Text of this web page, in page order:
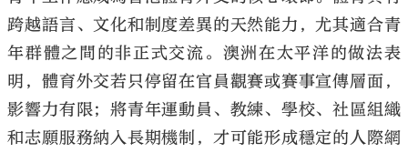
跨越語言、文化和制度差異的天然能力，尤其適合青
年群體之間的非正式交流。澳洲在太平洋的做法表
明，體育外交若只停留在官員觀賽或賽事宣傳層面，
影響力有限；將青年運動員、教練、學校、社區組織
和志願服務納入長期機制，才可能形成穩定的人際網